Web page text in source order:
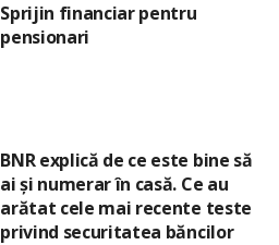
Sprijin financiar pentru
pensionari
BNR explică de ce este bine să
ai și numerar în casă. Ce au
arătat cele mai recente teste
privind securitatea băncilor